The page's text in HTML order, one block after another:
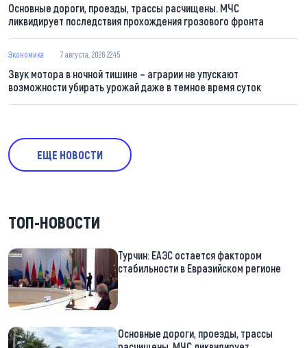
Основные дороги, проезды, трассы расчищены. МЧС
ликвидирует последствия прохождения грозового фронта
Экономика 7 августа, 2026 22:45
Звук мотора в ночной тишине – аграрии не упускают
возможности убирать урожай даже в темное время суток
ЕЩЕ НОВОСТИ
ТОП-НОВОСТИ
Турчин: ЕАЭС остается фактором
стабильности в Евразийском регионе
Основные дороги, проезды, трассы